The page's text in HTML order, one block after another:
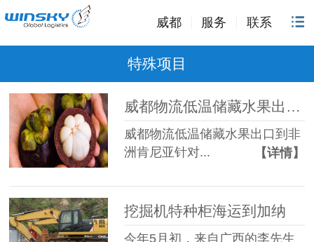
威都 服务 联系
特殊项目
威都物流低温储藏水果出口到非洲肯尼亚​​
威都物流低温储藏水果出口到非
洲肯尼亚针对...
【详情】
挖掘机特种柜海运到加纳
今年5月初，来自广西的李先生